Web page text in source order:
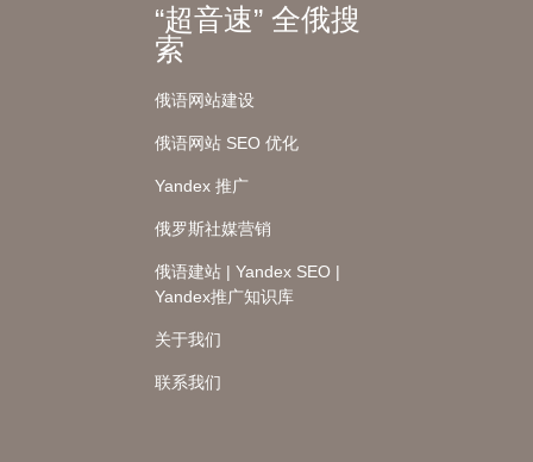
“超音速” 全俄搜
索
俄语网站建设
俄语网站 SEO 优化
Yandex 推广
俄罗斯社媒营销
俄语建站 | Yandex SEO |
Yandex推广知识库
关于我们
联系我们